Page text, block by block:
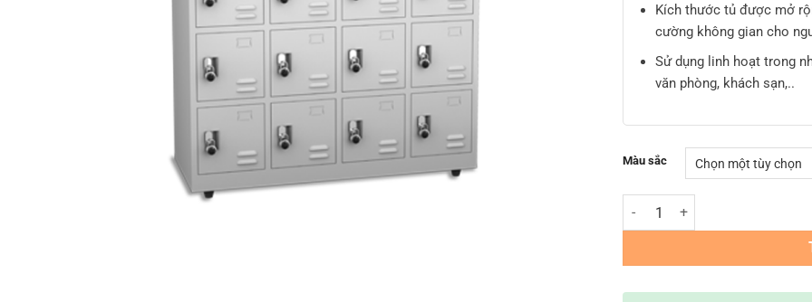
Kích thước tủ được mở
cường không gian cho
Sử dụng linh hoạt trong
văn phòng, khách sạn,..
Màu sắc
Tủ locker sắt NS6 Khóa HASP -